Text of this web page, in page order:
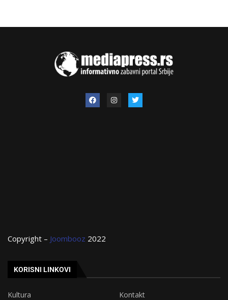
Copyright – Joombooz 2022
KORISNI LINKOVI
Kultura
Kontakt